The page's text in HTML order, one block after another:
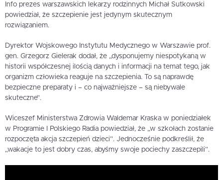
Info prezes warszawskich lekarzy rodzinnych Michał Sutkowski
powiedział, że szczepienie jest jedynym skutecznym
rozwiązaniem.
Dyrektor Wojskowego Instytutu Medycznego w Warszawie prof.
gen. Grzegorz Gielerak dodał, że „dysponujemy niespotykaną w
historii współczesnej ilością danych i informacji na temat tego, jak
organizm człowieka reaguje na szczepienia. To są naprawdę
bezpieczne preparaty i – co najważniejsze – są niebywale
skuteczne”.
Wiceszef Ministerstwa Zdrowia Waldemar Kraska w poniedziałek
w Programie I Polskiego Radia powiedział, że „w szkołach zostanie
rozpoczęta akcja szczepień dzieci”. Jednocześnie podkreślił, że
„wakacje to jest dobry czas, abyśmy swoje pociechy zaszczepili”.